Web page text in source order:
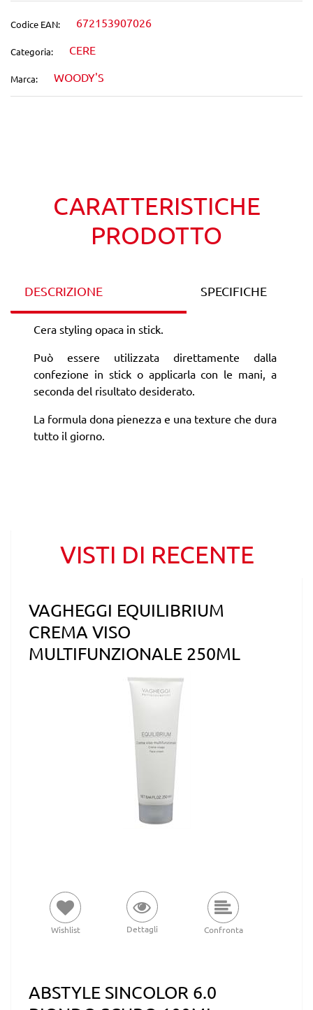
Codice EAN: 672153907026
Categoria: CERE
Marca: WOODY'S
CARATTERISTICHE
PRODOTTO
DESCRIZIONE SPECIFICHE
Cera styling opaca in stick.
Può essere utilizzata direttamente dalla
confezione in stick o applicarla con le mani, a
seconda del risultato desiderato.
La formula dona pienezza e una texture che dura
tutto il giorno.
VISTI DI RECENTE
VAGHEGGI EQUILIBRIUM
CREMA VISO
MULTIFUNZIONALE 250ML
Wishlist Dettagli Confronta
ABSTYLE SINCOLOR 6.0